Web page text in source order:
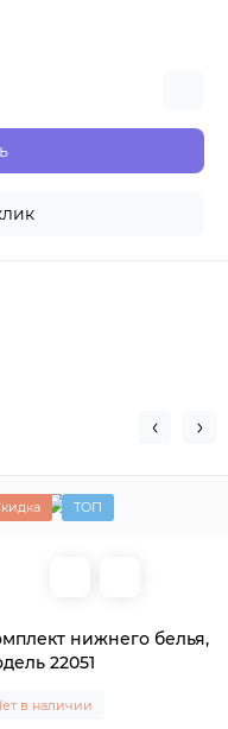
ТОП
нижнего белья,
22051
в наличии